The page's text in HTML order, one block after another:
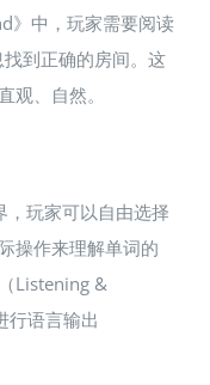
》中，玩家需要阅读
到正确的房间。这
观、自然。
玩家可以自由选择
操作来理解单词的
Listening &
行语言输出